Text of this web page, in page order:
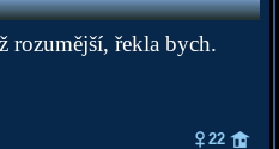
rozumější, řekla bych.
22